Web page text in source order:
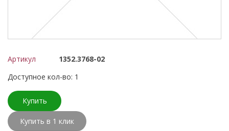
Артикул
1352.3768-02
Доступное кол-во: 1
Купить
Купить в 1 клик